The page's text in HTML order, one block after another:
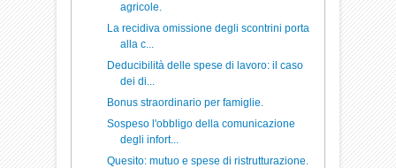
agricole.
La recidiva omissione degli scontrini porta
alla c...
Deducibilità delle spese di lavoro: il caso
dei di...
Bonus straordinario per famiglie.
Sospeso l'obbligo della comunicazione
degli infort...
Quesito: mutuo e spese di ristrutturazione.